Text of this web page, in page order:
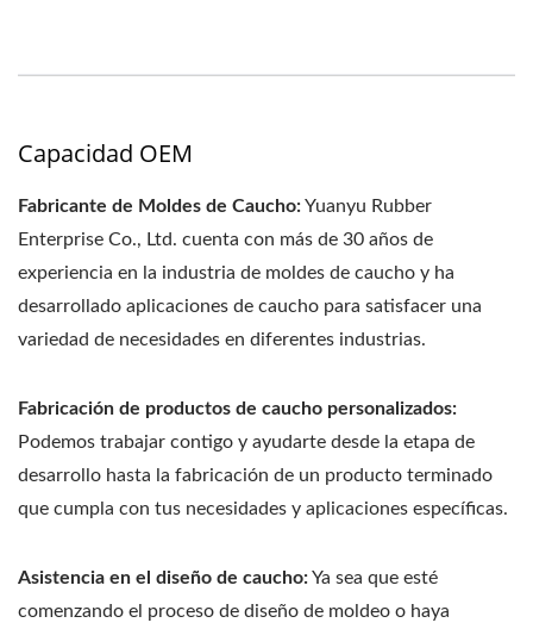
Capacidad OEM
Fabricante de Moldes de Caucho:Yuanyu Rubber
Enterprise Co., Ltd. cuenta con más de 30 años de
experiencia en la industria de moldes de caucho y ha
desarrollado aplicaciones de caucho para satisfacer una
variedad de necesidades en diferentes industrias.
Fabricación de productos de caucho personalizados:
Podemos trabajar contigo y ayudarte desde la etapa de
desarrollo hasta la fabricación de un producto terminado
que cumpla con tus necesidades y aplicaciones específicas.
Asistencia en el diseño de caucho:Ya sea que esté
comenzando el proceso de diseño de moldeo o haya